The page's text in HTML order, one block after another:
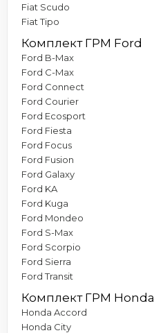
Fiat Scudo
Fiat Tipo
Комплект ГРМ Ford
Ford B-Max
Ford C-Max
Ford Connect
Ford Courier
Ford Ecosport
Ford Fiesta
Ford Focus
Ford Fusion
Ford Galaxy
Ford KA
Ford Kuga
Ford Mondeo
Ford S-Max
Ford Scorpio
Ford Sierra
Ford Transit
Комплект ГРМ Honda
Honda Accord
Honda City